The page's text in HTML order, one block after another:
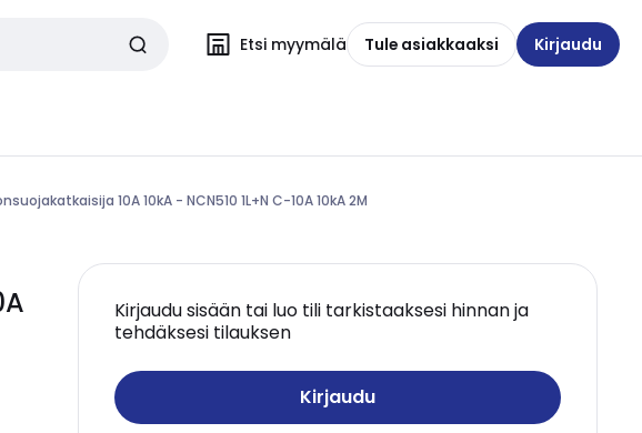
Etsi myymälä Tule asiakkaaksi Kirjaudu
10A 10kA - NCN510 1L+N C-10A 10kA 2M
Kirjaudu sisään tai luo tili tarkistaaksesi hinnan ja
tehdäksesi tilauksen
Kirjaudu